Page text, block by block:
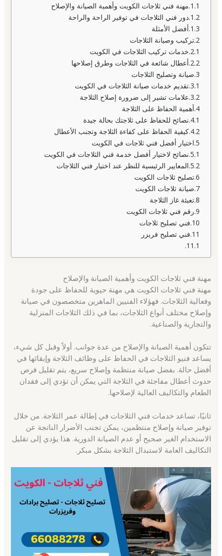
مهنة فني ثلاجات الكويت وأهمية الصيانة والإصلاح
دور فني الثلاجات في توفير الراحة والراحة
أفضل الأمثلة
تركيب وصيانة الثلاجات
خدمات تركيب الثلاجات في الكويت
أعطال شائعة في الثلاجات وطرق إصلاحها
صيانة وتصليح الثلاجات
تقديم خدمات صيانة الثلاجات في الكويت
علامات تشير إلى ضرورة إصلاح الثلاجة
أهمية الحفاظ على الثلاجة
نصائح للحفاظ على ثلاجتك بحالة جيدة
كيفية الحفاظ على كفاءة الثلاجة وتجنب الأعطال
اختيار أفضل فني ثلاجات في الكويت
نصائح لاختيار أفضل خدمة فني الثلاجات في الكويت
المعايير الرئيسية للنظر عند اختيار فني الثلاجات
تصليح ثلاجات الكويت
صيانة ثلاجات الكويت
تعبئة غاز الثلاجة
رقم فني ثلاجات الكويت
فني تصليح ثلاجات
فني تصليح فريزر
مهنة فني ثلاجات الكويت وأهمية الصيانة والإصلاح
مهنة فني ثلاجات الكويت هي مهنة حيوية للحفاظ على جودة
وفعالية الثلاجات. فهؤلاء الفنيين الماهرين متخصصون في صيانة
وإصلاح مختلف أنواع الثلاجات، بما في ذلك الثلاجات المنزلية
والتجارية والصناعية.
تتكون أهمية الصيانة والإصلاح من عدة جوانب. أولاً وقبل كل شيء،
يساعد فنيو الثلاجات في الحفاظ على وظائف الثلاجة وإبقائها في
أفضل حالة. بفضل صيانة منتظمة وإصلاح سريع، يتم تقليل فرص
حدوث أعطال مفاجئة في الثلاجة التي يمكن أن تؤدي إلى فقدان
الطعام والتكاليف العالية لإصلاحها.
ثانيًا، تساعد خدمات فني الثلاجات في إطالة عمر الثلاجة. من خلال
توفير صيانة وإصلاح منتظمين، يمكن تجنب الأضرار الناتجة عن
الاستخدام الغير صحيح أو عدم الصيانة الدورية. هذا يؤدي إلى تقليل
التكاليف العامة لاستبدال الثلاجة بشكل مبكر.